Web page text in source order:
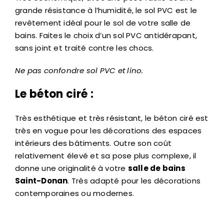
grande résistance à l’humidité, le sol PVC est le
revêtement idéal pour le sol de votre salle de
bains. Faites le choix d’un sol PVC antidérapant,
sans joint et traité contre les chocs.
Ne pas confondre sol PVC et lino.
Le béton ciré :
Très esthétique et très résistant, le béton ciré est
très en vogue pour les décorations des espaces
intérieurs des bâtiments. Outre son coût
relativement élevé et sa pose plus complexe, il
donne une originalité à votre salle de bains
Saint-Donan. Très adapté pour les décorations
contemporaines ou modernes.